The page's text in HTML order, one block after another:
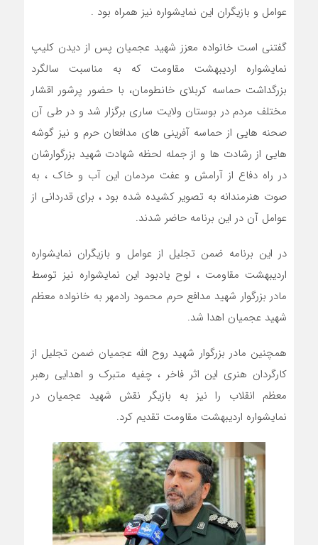
عوامل و بازیگران این نمایشواره نیز همراه بود .
گفتنی است خانواده معزز شهید عجمیان پس از دیدن کلیپ
نمایشواره اردیبهشت مقاومت که به مناسبت سالگرد
بزرگداشت حماسه کربلای خانطومان، با حضور پرشور اقشار
مختلف مردم در بوستان ولایت ساری برگزار شد و در طی آن
صحنه هایی از حماسه آفرینی های مدافعان حرم و نیز گوشه
هایی از رشادت ها و از جمله لحظه شهادت شهید بزرگوارشان
در راه دفاع از آرامش و عفت مردمان این آب و خاک ، به
صوت هنرمندانه به تصویر کشیده شده بود ، برای قدردانی از
عوامل آن در این برنامه حاضر شدند.
در این برنامه ضمن تجلیل از عوامل و بازیگران نمایشواره
اردیبهشت مقاومت ، لوح یادبود این نمایشواره نیز توسط
مادر بزرگوار شهید مدافع حرم محمود رادمهر به خانواده معظم
شهید عجمیان اهدا شد.
همچنین مادر بزرگوار شهید روح الله عجمیان ضمن تجلیل از
کارگردان هنری این اثر فاخر ، چفیه متبرک و اهدایی رهبر
معظم انقلاب را نیز به بازیگر نقش شهید عجمیان در
نمایشواره اردیبهشت مقاومت تقدیم کرد.